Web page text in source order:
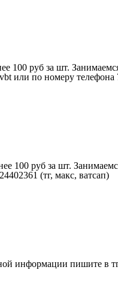
руб за шт.
по номеру телефона
100 руб за шт.
(тг, макс, ватсап)
информации пишите в